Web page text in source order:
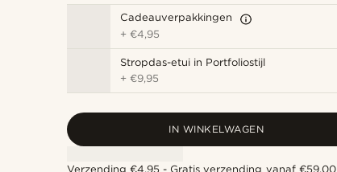
Cadeauverpakkingen
+€4,95
Stropdas-etui in Portfoliostijl
+€9,95
IN WINKELWAGEN
Verzending €4,95 - Gratis verzending vanaf €59,00